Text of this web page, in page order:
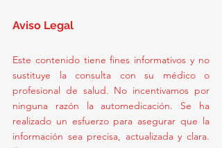
Aviso Legal
Este contenido tiene fines informativos y no
sustituye la consulta con su médico o
profesional de salud. No incentivamos por
ninguna razón la automedicación. Se ha
realizado un esfuerzo para asegurar que la
información sea precisa, actualizada y clara.